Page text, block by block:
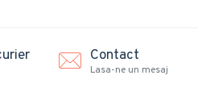
Contact
Lasa-ne un mesaj